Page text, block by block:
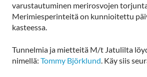
varustautuminen merirosvojen
Merimiesperinteitä on kunnioitettu
kasteessa.
Tunnelmia ja mietteitä M/t Jatulilta
nimellä: Tommy Björklund. Käy siis